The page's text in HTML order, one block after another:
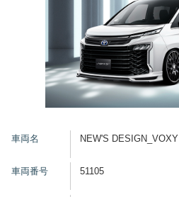
車両名 NEW'S DESIGN_VOXY
車両番号 51105